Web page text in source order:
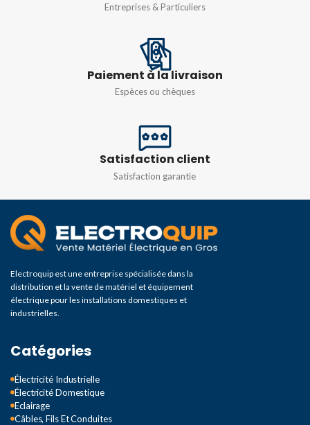
LED, lumière verte
RÉSISTANCE
200/2 k/20 k/
200k/2MΩ/20MΩ
Entreprises & Particuliers
Paiement à la livraison
Espèces ou chèques
Satisfaction client
Satisfaction garantie
Electroquip est une entreprise spécialisée dans la
distribution et la vente de matériel et équipement
électrique pour les installations domestiques et
industrielles.
Catégories
Électricité Industrielle
Électricité Domestique
Eclairage
Câbles, Fils Et Conduites